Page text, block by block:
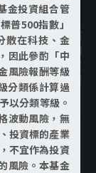
力不只來自市
要換市場」的
狀況調整配置
能參與不同資
活節奏。
金投資組合管
普500指數」
散在科技、金
因此參酌「中
風險報酬等級
分類係計算過
以分類等級。
波動風險，無
投資標的產業
不宜作為投資
風險。本基金